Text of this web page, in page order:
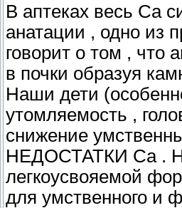
В аптеках весь Ca
анатации , одно
говорит о том , что
в почки образуя
Наши дети
утомляемость ,
снижение
НЕДОСТАТКИ Ca .
легкоусвояемой
для умственного и